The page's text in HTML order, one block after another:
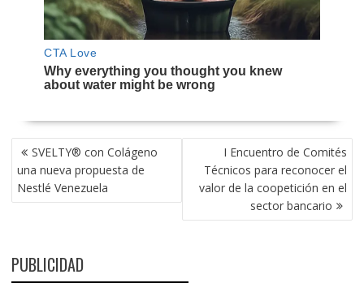
NAVEGACIÓN
DE
ENTRADAS
SVELTY® con Colágeno
una nueva propuesta de
Nestlé Venezuela
I Encuentro de Comités
Técnicos para reconocer el
valor de la coopetición en el
sector bancario
PUBLICIDAD